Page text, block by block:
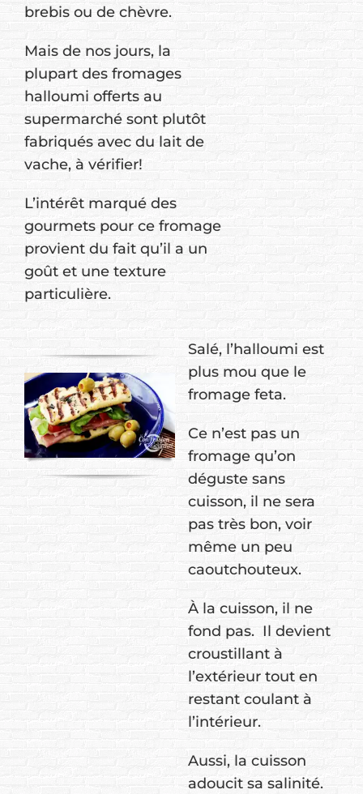
brebis ou de chèvre.
Mais de nos jours, la
plupart des fromages
halloumi offerts au
supermarché sont plutôt
fabriqués avec du lait de
vache, à vérifier!
L’intérêt marqué des
gourmets pour ce fromage
provient du fait qu’il a un
goût et une texture
particulière.
Salé, l’halloumi est
plus mou que le
fromage feta.
Ce n’est pas un
fromage qu’on
déguste sans
cuisson, il ne sera
pas très bon, voir
même un peu
caoutchouteux.
À la cuisson, il ne
fond pas. Il devient
croustillant à
l’extérieur tout en
restant coulant à
l’intérieur.
Aussi, la cuisson
adoucit sa salinité.